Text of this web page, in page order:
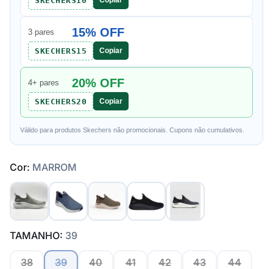
3 pares 15% OFF
SKECHERS15 Copiar
4+ pares 20% OFF
SKECHERS20 Copiar
Válido para produtos Skechers não promocionais. Cupons não cumulativos.
Cor: MARROM
TAMANHO: 39
38 39 40 41 42 43
44